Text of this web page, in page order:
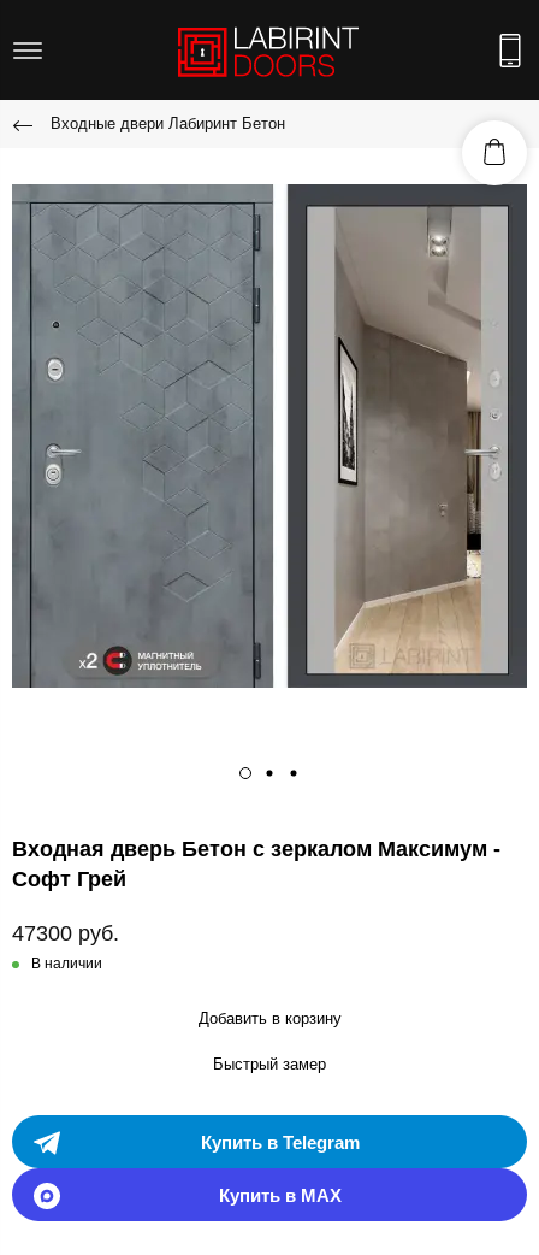
Входные двери Лабиринт Бетон
Входная дверь Бетон с зеркалом Максимум -
Софт Грей
47300 руб.
В наличии
Добавить в корзину
Быстрый замер
Купить в Telegram
Купить в MAX